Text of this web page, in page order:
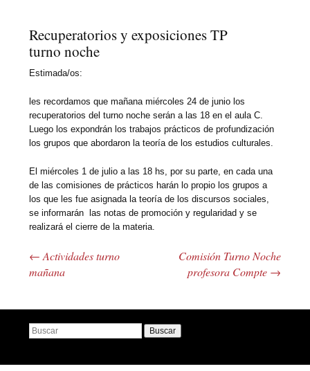
Recuperatorios y exposiciones TP
turno noche
Estimada/os:
les recordamos que mañana miércoles 24 de junio los
recuperatorios del turno noche serán a las 18 en el aula C.
Luego los expondrán los trabajos prácticos de profundización
los grupos que abordaron la teoría de los estudios culturales.
El miércoles 1 de julio a las 18 hs, por su parte, en cada una
de las comisiones de prácticos harán lo propio los grupos a
los que les fue asignada la teoría de los discursos sociales,
se informarán las notas de promoción y regularidad y se
realizará el cierre de la materia.
Navegador de artículos
←Actividades turno
mañana
Comisión Turno Noche
profesora Compte →
Buscar